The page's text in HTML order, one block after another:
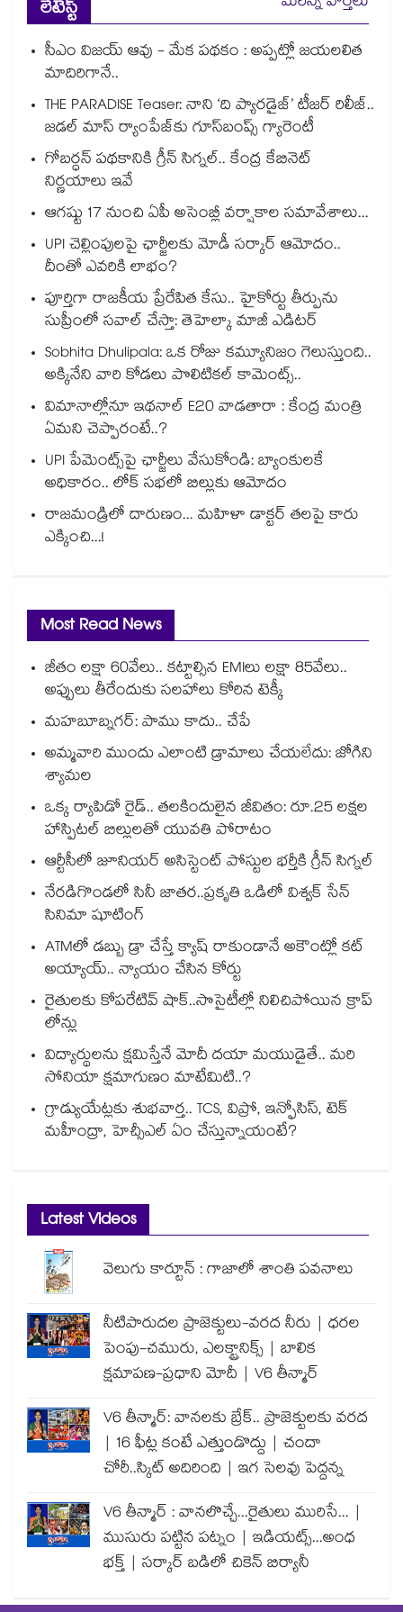
లేటెస్ట్
సీఎం విజయ్ ఆవు - మేక పథకం : అప్పట్లో జయలలిత
మాదిరిగానే..
THE PARADISE Teaser: నాని ‘ది ప్యారడైజ్‌‌’ టీజర్ రిలీజ్..
జడల్ మాస్ ర్యాంపేజ్‌కు గూస్‌బంప్స్ గ్యారెంటీ
గోబర్ధన్ పథకానికి గ్రీన్ సిగ్నల్.. కేంద్ర కేబినెట్
నిర్ణయాలు ఇవే
ఆగష్టు 17 నుంచి ఏపీ అసెంబ్లీ వర్షాకాల సమావేశాలు...
UPI చెల్లింపులపై ఛార్జీలకు మోడీ సర్కార్ ఆమోదం..
దీంతో ఎవరికి లాభం?
పూర్తిగా రాజకీయ ప్రేరేపిత కేసు.. హైకోర్టు తీర్పును
సుప్రీంలో సవాల్ చేస్తా: తెహెల్కా మాజీ ఎడిటర్
Sobhita Dhulipala: ఒక రోజు కమ్యూనిజం గెలుస్తుంది..
అక్కినేని వారి కోడలు పొలిటికల్ కామెంట్స్..
విమానాల్లోనూ ఇథనాల్ E20 వాడతారా : కేంద్ర మంత్రి
ఏమని చెప్పారంటే..?
UPI పేమెంట్స్⁪పై ఛార్జీలు వేసుకోండి: బ్యాంకులకే
అధికారం.. లోక్ సభలో బిల్లుకు ఆమోదం
రాజమండ్రిలో దారుణం... మహిళా డాక్టర్ తలపై కారు
ఎక్కించి...!
Most Read News
జీతం లక్షా 60వేలు.. కట్టాల్సిన EMIలు లక్షా 85వేలు..
అప్పులు తీరేందుకు సలహాలు కోరిన టెక్కీ
మహబూబ్నగర్: పాము కాదు.. చేపే
అమ్మవారి ముందు ఎలాంటి డ్రామాలు చేయలేదు: జోగిని
శ్యామల
ఒక్క ర్యాపిడో రైడ్.. తలకిందులైన జీవితం: రూ.25 లక్షల
హాస్పిటల్ బిల్లులతో యువతి పోరాటం
ఆర్టీసీలో జూనియర్ అసిస్టెంట్‌‌ పోస్టుల భర్తీకి గ్రీన్‌‌ సిగ్నల్
నేరడిగొండలో సినీ జాతర..ప్రకృతి ఒడిలో విశ్వక్ సేన్
సినిమా షూటింగ్
ATMలో డబ్బు డ్రా చేస్తే క్యాష్ రాకుండానే అకౌంట్లో కట్
అయ్యాయ్.. న్యాయం చేసిన కోర్టు
రైతులకు కోపరేటివ్ షాక్..సొసైటీల్లో నిలిచిపోయిన క్రాప్
లోన్లు
విద్యార్థులను క్షమిస్తేనే మోదీ దయా మయుడైతే.. మరి
సోనియా క్షమాగుణం మాటేమిటి..?
గ్రాడ్యుయేట్లకు శుభవార్త.. TCS, విప్రో, ఇన్ఫోసిస్, టెక్
మహీంద్రా, హెచ్సీఎల్ ఏం చేస్తున్నాయంటే?
Latest Videos
వెలుగు కార్టూన్ : గాజాలో శాంతి పవనాలు
నీటిపారుదల ప్రాజెక్టులు-వరద నీరు | ధరల
పెంపు-చమురు, ఎలక్ట్రానిక్స్ | బాలిక
క్షమాపణ-ప్రధాని మోదీ | V6 తీన్మార్
V6 తీన్మార్: వానలకు బ్రేక్.. ప్రాజెక్టులకు వరద
| 16 ఫీట్ల కంటే ఎత్తుండొద్దు | చందా
చోరీ..స్కిట్ అదిరింది | ఇగ సెలవు పెద్దన్న
V6 తీన్మార్ : వానలొచ్చే...రైతులు మురిసే... |
ముసురు పట్టిన పట్నం | ఇడియట్స్...అంధ
భక్త్ | సర్కార్ బడిలో చికెన్ బిర్యానీ